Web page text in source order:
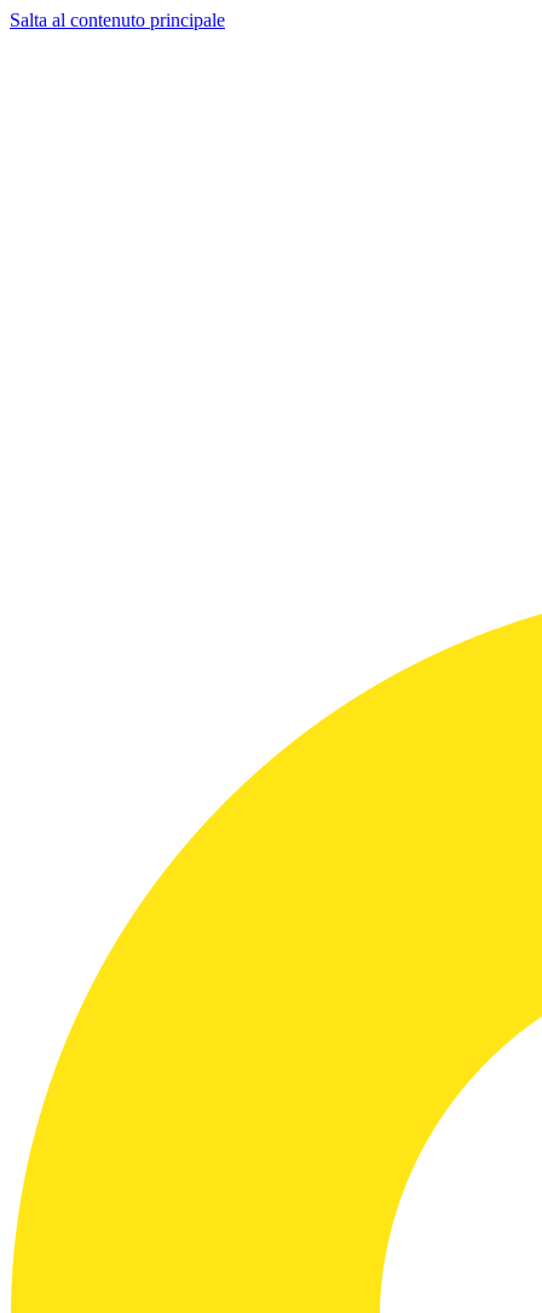
Salta al contenuto principale